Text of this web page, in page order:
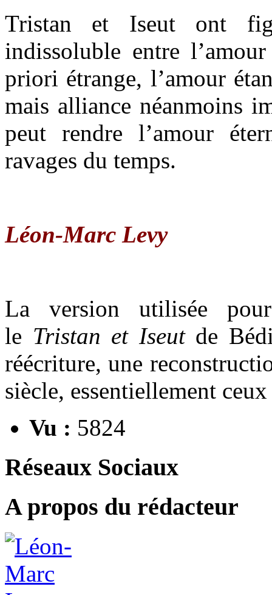
Tristan et Iseut ont
indissoluble entre
priori étrange, l’amour
mais alliance néanmoins
peut rendre l’amour
ravages du temps.
Léon-Marc Levy
La version utilisée
le Tristan et Iseutde
réécriture, une
siècle, essentiellement
Vu : 5824
Réseaux Sociaux
A propos du rédacteur